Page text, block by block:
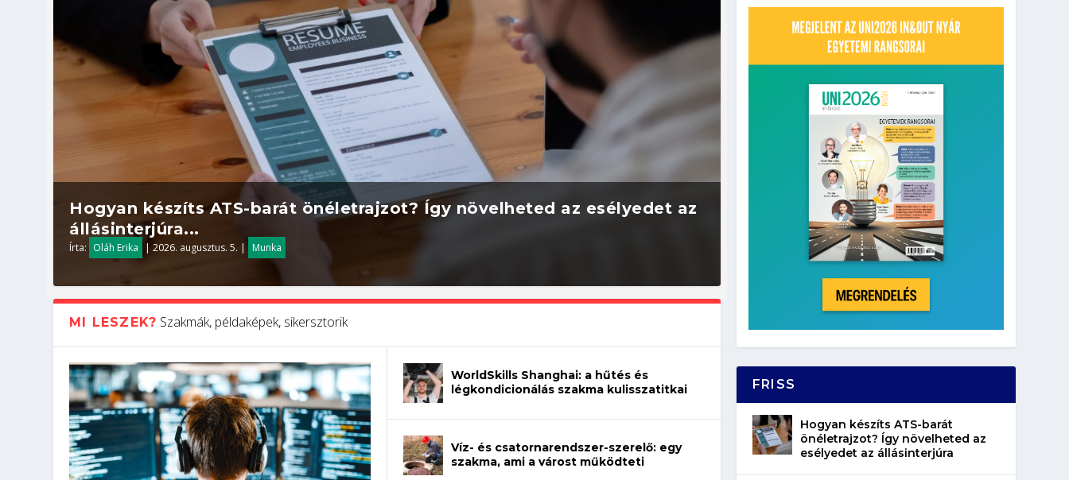
Hogyan készíts ATS-barát önéletrajzot? Így növelheted az esélyedet az
állásinterjúra...
Írta: Oláh Erika |2026. augusztus. 5. | Munka
MI LESZEK? Szakmák, példaképek, sikersztorik
WorldSkills Shanghai: a hűtés és
légkondicionálás szakma kulisszatitkai
Víz- és csatornarendszer-szerelő: egy
szakma, ami a várost működteti
FRISS
Hogyan készíts ATS-barát
önéletrajzot? Így növelheted az
esélyedet az állásinterjúra